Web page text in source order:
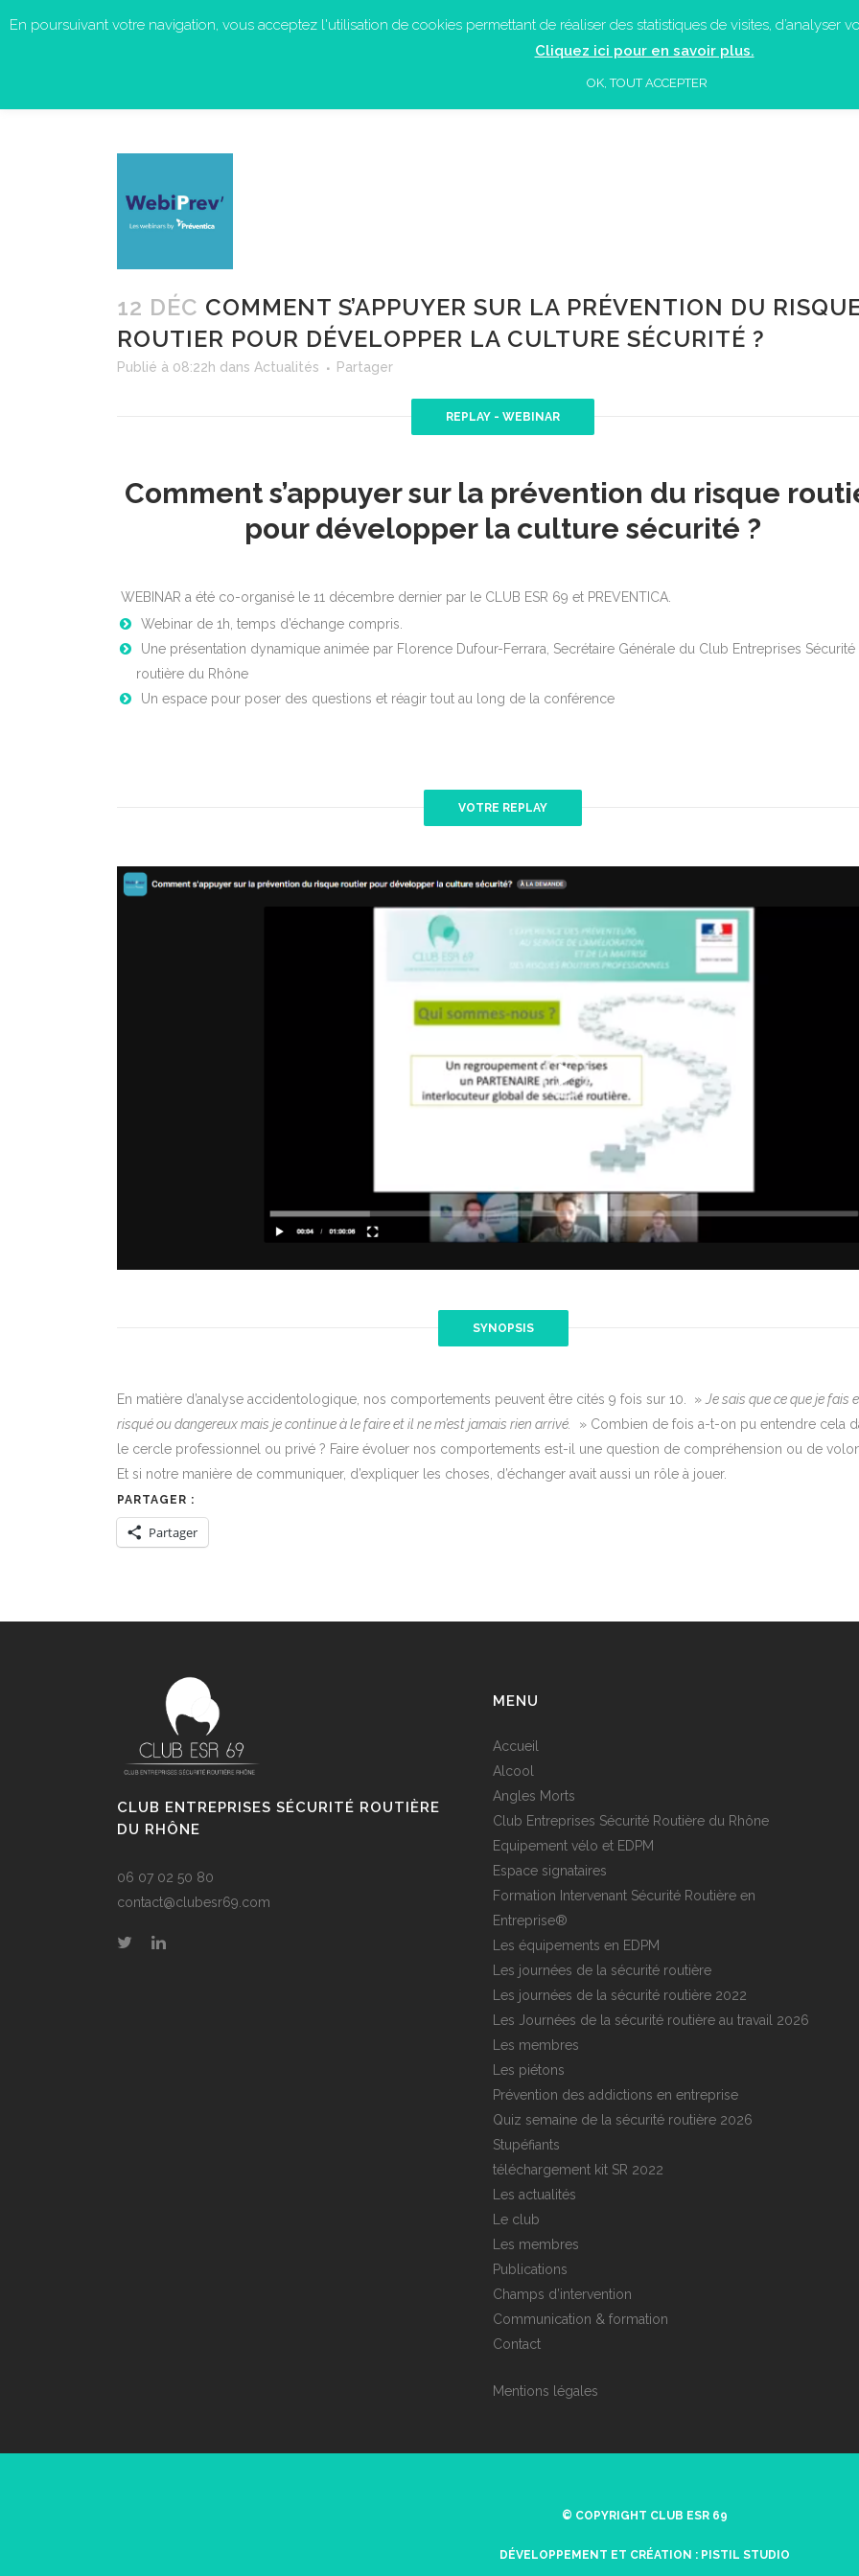
ACCUEIL LES ACTUALITÉS
12 DÉC COMMENT S’APPUYER SUR LA PRÉVENTION DU
ROUTIER POUR DÉVELOPPER LA CULTURE SÉCURITÉ ?
Publié à 08:22h dans Actualités Partager
REPLAY - WEBINAR
Comment s’appuyer sur la prévention du risque
pour développer la culture sécurité ?
WEBINAR a été co-organisé le 11 décembre dernier par le CLUB ESR 69 et PREVENTICA
Webinar de 1h, temps d’échange compris.
Une présentation dynamique animée par Florence Dufour-Ferrara, Secrétaire Générale du Club Entreprises Sécurité
routière du Rhône
Un espace pour poser des questions et réagir tout au long de la conférence
VOTRE REPLAY
SYNOPSIS
En matière d’analyse accidentologique, nos comportements peuvent être cités 9 fois sur 10. » Je sais que ce que je fais
risqué ou dangereux mais je continue à le faire et il ne m’est jamais rien arrivé.
» Combien de fois a-t-on pu entendre cela
le cercle professionnel ou privé ? Faire évoluer nos comportements est-il une question de compréhension ou de
Et si notre manière de communiquer, d’expliquer les choses, d’échanger avait aussi un rôle à jouer.
PARTAGER :
Partager
CLUB ENTREPRISES SÉCURITÉ ROUTIÈRE
DU RHÔNE
06 07 02 50 80
contact@clubesr69.com
MENU
Accueil
Alcool
Angles Morts
Club Entreprises Sécurité Routière du Rhône
Equipement vélo et EDPM
Espace signataires
Formation Intervenant Sécurité Routière en
Entreprise®
Les équipements en EDPM
Les journées de la sécurité routière
Les journées de la sécurité routière 2022
Les Journées de la sécurité routière au travail 2026
Les membres
Les piétons
Prévention des addictions en entreprise
Quiz semaine de la sécurité routière 2026
Stupéfiants
téléchargement kit SR 2022
Les actualités
Le club
Les membres
Publications
Champs d’intervention
Communication & formation
Contact
Mentions légales
© COPYRIGHT CLUB ESR 69
DÉVELOPPEMENT ET CRÉATION : PISTIL STUDIO
En poursuivant votre navigation, vous acceptez l'utilisation de cookies permettant de réaliser des statistiques de visites, d’analyser
Cliquez ici pour en savoir plus.
OK, TOUT ACCEPTER